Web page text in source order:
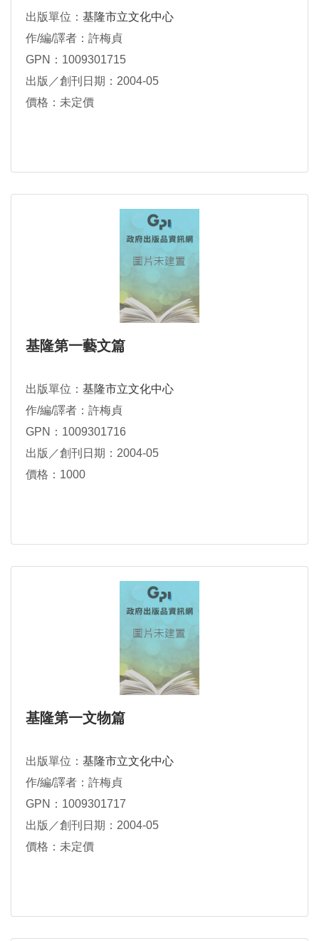
出版單位： 基隆市立文化中心
作/編/譯者：許梅貞
GPN：1009301715
出版／創刊日期：2004-05
價格：未定價
基隆第一藝文篇
出版單位： 基隆市立文化中心
作/編/譯者：許梅貞
GPN：1009301716
出版／創刊日期：2004-05
價格：1000
基隆第一文物篇
出版單位： 基隆市立文化中心
作/編/譯者：許梅貞
GPN：1009301717
出版／創刊日期：2004-05
價格：未定價